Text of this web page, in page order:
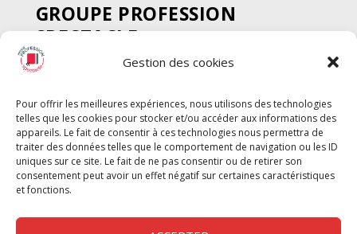
Gestion des cookies
Pour offrir les meilleures expériences, nous utilisons des technologies
telles que les cookies pour stocker et/ou accéder aux informations des
appareils. Le fait de consentir à ces technologies nous permettra de
traiter des données telles que le comportement de navigation ou les ID
uniques sur ce site. Le fait de ne pas consentir ou de retirer son
consentement peut avoir un effet négatif sur certaines caractéristiques
et fonctions.
GROUPE PROFESSION
SPECTACLE
Chèque Intermittents
Chèque Compta
Chèque Emploi Spectacle
G-Pods
Profession Audio-visuel